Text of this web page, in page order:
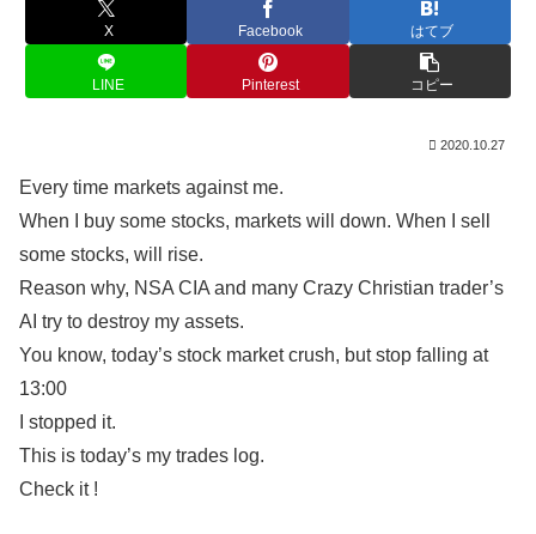
X Facebook はてブ
LINE Pinterest コピー
2020.10.27
Every time markets against me.
When I buy some stocks, markets will down. When I sell
some stocks, will rise.
Reason why, NSA CIA and many Crazy Christian trader’s
AI try to destroy my assets.
You know, today’s stock market crush, but stop falling at
13:00
I stopped it.
This is today’s my trades log.
Check it !